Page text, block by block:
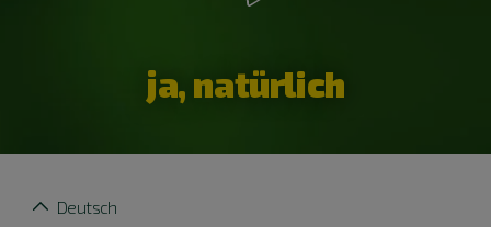
ja, natürlich
Deutsch